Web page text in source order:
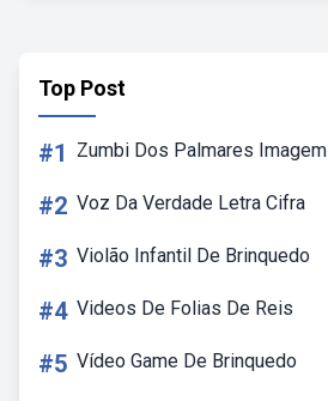
Top Post
#1 Zumbi Dos Palmares Imagem
#2 Voz Da Verdade Letra Cifra
#3 Violão Infantil De Brinquedo
#4 Videos De Folias De Reis
#5 Vídeo Game De Brinquedo